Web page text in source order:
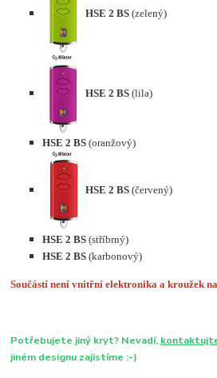
HSE 2 BS (zelený)
HSE 2 BS (lila)
HSE 2 BS (oranžový)
HSE 2 BS (červený)
HSE 2 BS (stříbrný)
HSE 2 BS(karbonový)
Součástí není vnitřní elektronika a kroužek
Potřebujete jiný kryt? Nevadí,
jiném designu zajistíme :-)